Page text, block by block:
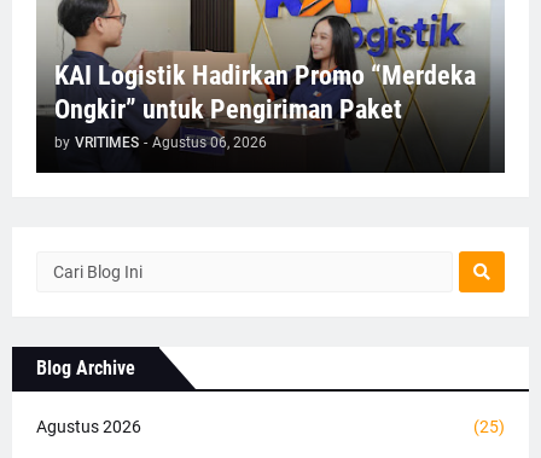
KAI Logistik Hadirkan Promo “Merdeka
Ongkir” untuk Pengiriman Paket
by VRITIMES - Agustus 06, 2026
Blog Archive
Agustus 2026 (25)